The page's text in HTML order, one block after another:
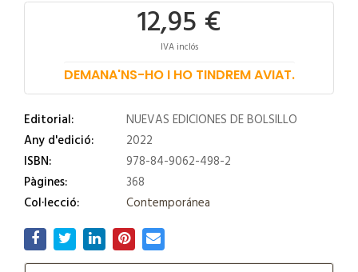
12,95 €
IVA inclós
DEMANA'NS-HO I HO TINDREM AVIAT.
Editorial:
NUEVAS EDICIONES DE BOLSILLO
Any d'edició:
2022
ISBN:
978-84-9062-498-2
Pàgines:
368
Col·lecció:
Contemporánea